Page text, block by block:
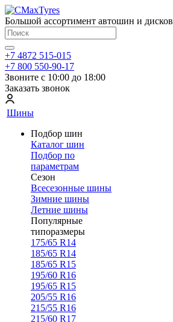
Большой ассортимент автошин и дисков
+7 4872 515-015
+7 800 550-90-17
Звоните с 10:00 до 18:00
Заказать звонок
Шины
Подбор шин
Каталог шин
Подбор по
параметрам
Сезон
Всесезонные шины
Зимние шины
Летние шины
Популярные
типоразмеры
175/65 R14
185/65 R14
185/65 R15
195/60 R16
195/65 R15
205/55 R16
215/55 R16
215/60 R17